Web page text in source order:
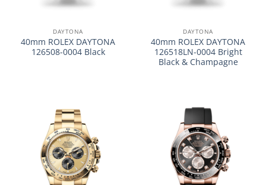
DAYTONA
40mm ROLEX DAYTONA
126508-0004 Black
DAYTONA
40mm ROLEX DAYTONA
126518LN-0004 Bright
Black & Champagne